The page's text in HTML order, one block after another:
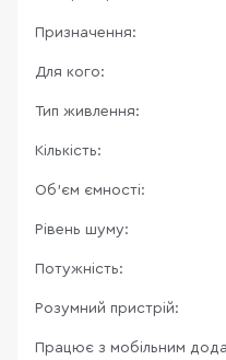
Призначення:
Для кого:
Тип живлення:
Кількість:
Об'єм ємності:
Рівень шуму:
Потужність:
Розумний пристрій:
Працює з мобільним